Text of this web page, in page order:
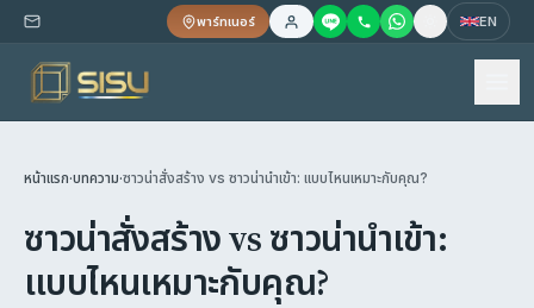
พาร์ทเนอร์ EN
หน้าแรก·บทความ·ซาวน่าสั่งสร้าง vs ซาวน่านำเข้า: แบบไหนเหมาะกับคุณ?
ซาวน่าสั่งสร้าง vs ซาวน่านำเข้า:
แบบไหนเหมาะกับคุณ?